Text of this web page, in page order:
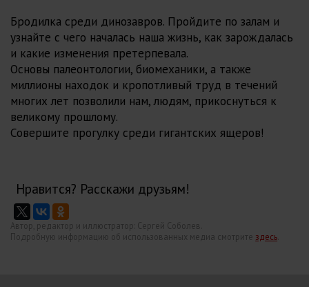
Бродилка среди динозавров. Пройдите по залам и
узнайте с чего началась наша жизнь, как зарождалась
и какие изменения претерпевала.
Основы палеонтологии, биомеханики, а также
миллионы находок и кропотливый труд в течений
многих лет позволили нам, людям, прикоснуться к
великому прошлому.
Совершите прогулку среди гигантских ящеров!
Нравится? Расскажи друзьям!
Автор, редактор и иллюстратор: Сергей Соболев.
Подробную информацию об использованных медиа смотрите здесь